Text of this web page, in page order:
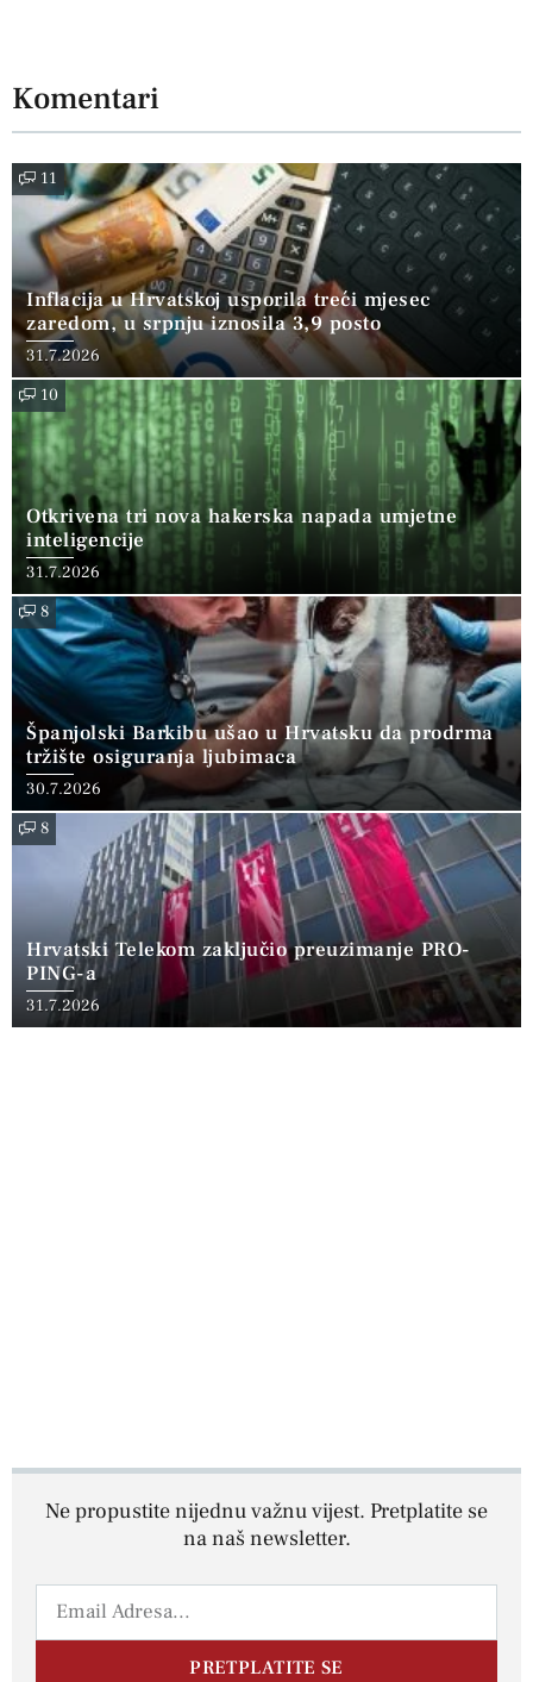
Komentari
11
Inflacija u Hrvatskoj usporila treći mjesec
zaredom, u srpnju iznosila 3,9 posto
31.7.2026
10
Otkrivena tri nova hakerska napada umjetne
inteligencije
31.7.2026
8
Španjolski Barkibu ušao u Hrvatsku da prodrma
tržište osiguranja ljubimaca
30.7.2026
8
Hrvatski Telekom zaključio preuzimanje PRO-
PING-a
31.7.2026
Ne propustite nijednu važnu vijest. Pretplatite se
na naš newsletter.
PRETPLATITE SE